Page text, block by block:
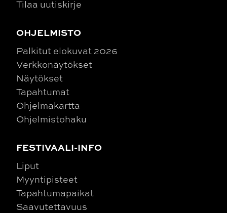
Tilaa uutiskirje
OHJELMISTO
Palkitut elokuvat 2026
Verkkonäytökset
Näytökset
Tapahtumat
Ohjelmakartta
Ohjelmistohaku
FESTIVAALI-INFO
Liput
Myyntipisteet
Tapahtumapaikat
Saavutettavuus